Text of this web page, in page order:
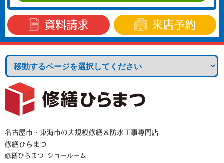
資料請求 来店予約
名古屋市・東海市の大規模修繕＆防水工事専門店
修繕ひらまつ
修繕ひらまつ ショールーム